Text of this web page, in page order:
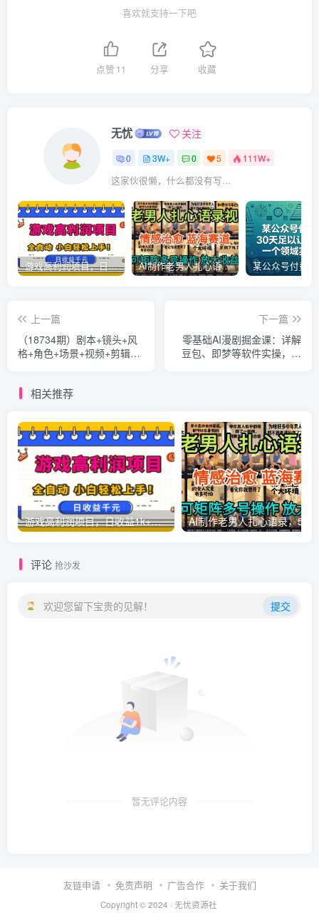
喜欢就支持一下吧
点赞 11 分享 收藏
无忧 关注
0 3W+ 0 5 111W+
这家伙很懒，什么都没有写...
游戏高利润项目，日收益1k+，全自动，无需值守，解放双手，小白轻松上手【揭秘】 AI制作老男人扎心语录，5分钟一条，操作简单，流量非常大，保姆级教程
上一篇
（18734期）剧本+镜头+风
格+角色+场景+视频+剪辑，
下一篇
零基础AI漫剧掘金课：详解
豆包、即梦等软件实操，依
相关推荐
游戏高利润项目，日收益1k+，全自动，无需值守，解放双手，小白轻松上手【揭秘】
评论 抢沙发
欢迎您留下宝贵的见解！ 提交
暂无评论内容
友链申请 免责声明 广告合作 关于我们
Copyright © 2024 · 无忧资源社